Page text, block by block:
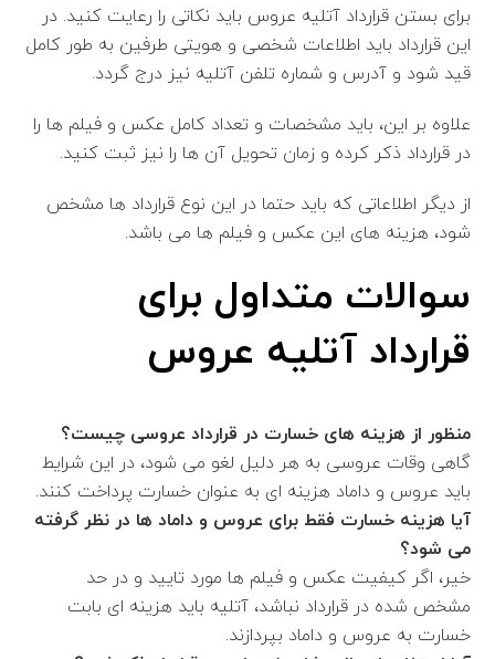
برای بستن قرارداد آتلیه عروس باید نکاتی را رعایت کنید. در
این قرارداد باید اطلاعات شخصی و هویتی طرفین به طور کامل
قید شود و آدرس و شماره تلفن آتلیه نیز درج گردد.
علاوه بر این، باید مشخصات و تعداد کامل عکس و فیلم ها را
در قرارداد ذکر کرده و زمان تحویل آن ها را نیز ثبت کنید.
از دیگر اطلاعاتی که باید حتما در این نوع قرارداد ها مشخص
شود، هزینه های این عکس و فیلم ها می باشد.
سوالات متداول برای
قرارداد آتلیه عروس
منظور از هزینه های خسارت در قرارداد عروسی چیست؟
گاهی وقات عروسی به هر دلیل لغو می شود، در این شرایط
باید عروس و داماد هزینه ای به عنوان خسارت پرداخت کنند.
آیا هزینه خسارت فقط برای عروس و داماد ها در نظر گرفته
می شود؟
خیر، اگر کیفیت عکس و فیلم ها مورد تایید و در حد
مشخص شده در قرارداد نباشد، آتلیه باید هزینه ای بابت
خسارت به عروس و داماد بپردازند.